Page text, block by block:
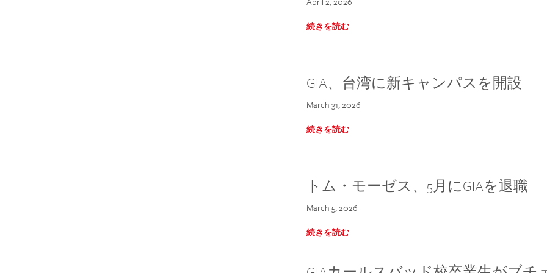
続きを読む
GIA、台湾に新キャンパスを開設
March 31, 2026
続きを読む
トム・モーゼス、5月にGIAを退職
March 5, 2026
続きを読む